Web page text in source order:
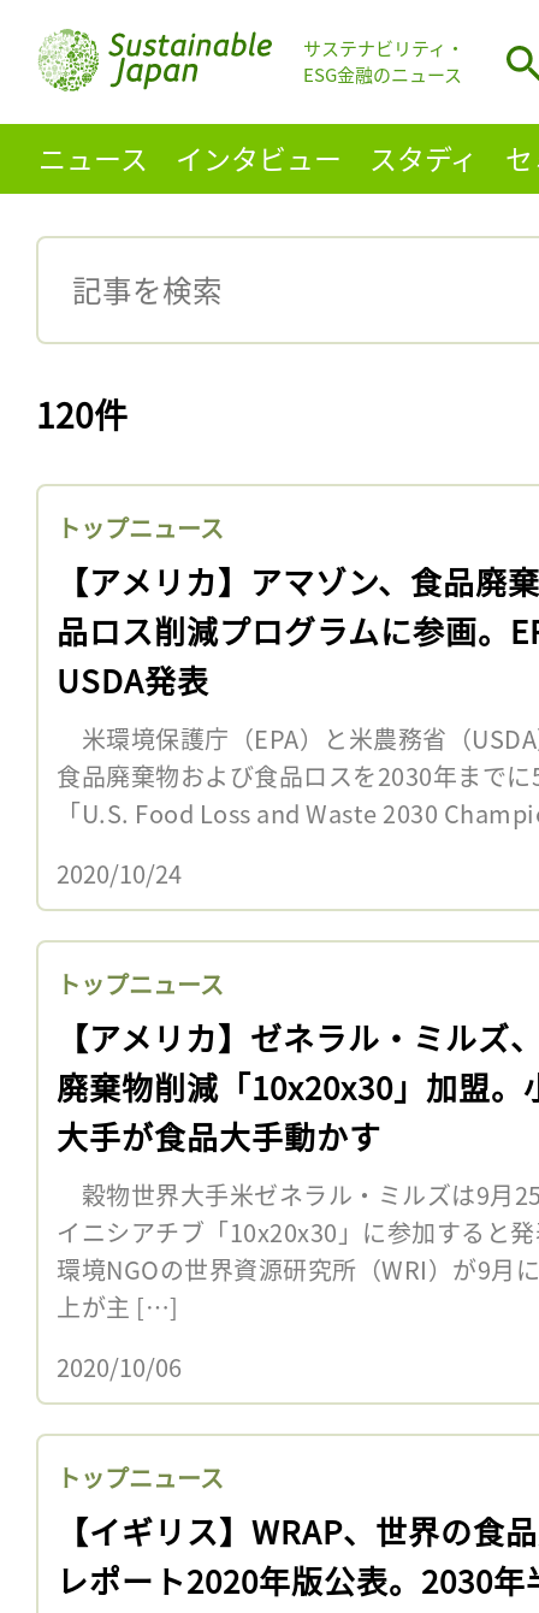
サステナビリティ・
ESG金融のニュース
ニュース インタビュー スタディ
120件
トップニュース
【アメリカ】アマゾン、食品廃
品ロス削減プログラムに参画。
USDA発表
米環境保護庁（EPA）と米農務省（
食品廃棄物および食品ロスを2030年まで
「U.S. Food Loss and Waste 2030
2020/10/24
トップニュース
【アメリカ】ゼネラル・ミルズ
廃棄物削減「10x20x30」加盟。
大手が食品大手動かす
穀物世界大手米ゼネラル・ミルズは9月
イニシアチブ「10x20x30」に参加すると
環境NGOの世界資源研究所（WRI）が9月
上が主 […]
2020/10/06
トップニュース
【イギリス】WRAP、世界の食
レポート2020年版公表。2030年